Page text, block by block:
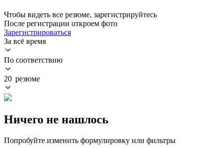
Чтобы видеть все резюме, зарегистрируйтесь
После регистрации откроем фото
Зарегистрироваться
За всё время
По соответствию
20 резюме
Ничего не нашлось
Попробуйте изменить формулировку или фильтры